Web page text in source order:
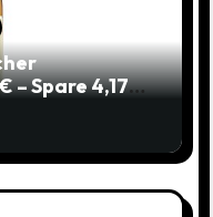
– Spare 4,17€